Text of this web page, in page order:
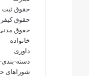
حقوق ثبت
حقوق
حقوق
خانواده
داوری
دسته-
شوراهای